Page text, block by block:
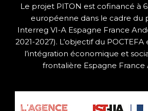
Le projet PITON est cofinancé à
européenne dans le cadre du
Interreg VI-A Espagne France
2021-2027). L’objectif du
l’intégration économique et
frontalière Espagne France